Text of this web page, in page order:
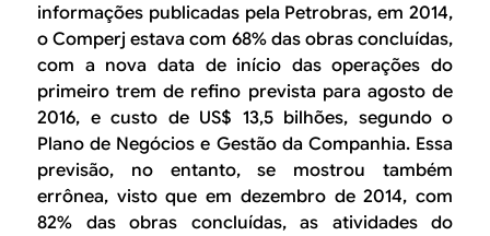
informações publicadas pela Petrobras, em 2014,
o Comperj estava com 68% das obras concluídas,
com a nova data de início das operações do
primeiro trem de refino prevista para agosto de
2016, e custo de US$ 13,5 bilhões, segundo o
Plano de Negócios e Gestão da Companhia. Essa
previsão, no entanto, se mostrou também
errônea, visto que em dezembro de 2014, com
82% das obras concluídas, as atividades do